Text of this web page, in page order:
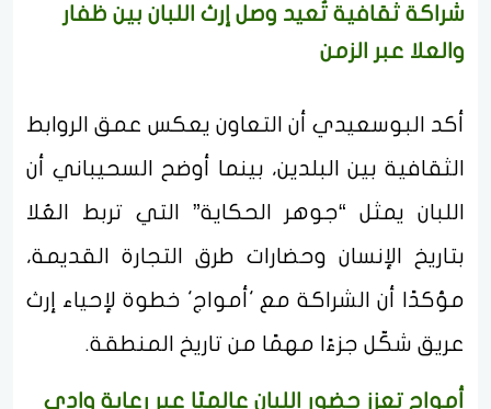
شراكة ثقافية تُعيد وصل إرث اللبان بين ظفار
والعلا عبر الزمن
أكد البوسعيدي أن التعاون يعكس عمق الروابط
الثقافية بين البلدين، بينما أوضح السحيباني أن
اللبان يمثل “جوهر الحكاية” التي تربط العُلا
بتاريخ الإنسان وحضارات طرق التجارة القديمة،
مؤكدًا أن الشراكة مع 'أمواج' خطوة لإحياء إرث
عريق شكّل جزءًا مهمًا من تاريخ المنطقة.
أمواج تعزز حضور اللبان عالميًا عبر رعاية وادي